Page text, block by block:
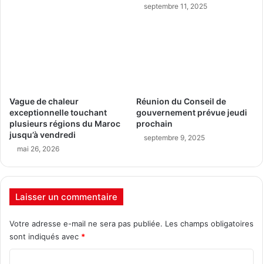
septembre 11, 2025
Vague de chaleur
exceptionnelle touchant
plusieurs régions du Maroc
jusqu’à vendredi
mai 26, 2026
Réunion du Conseil de
gouvernement prévue jeudi
prochain
septembre 9, 2025
Laisser un commentaire
Votre adresse e-mail ne sera pas publiée. Les champs obligatoires
sont indiqués avec *